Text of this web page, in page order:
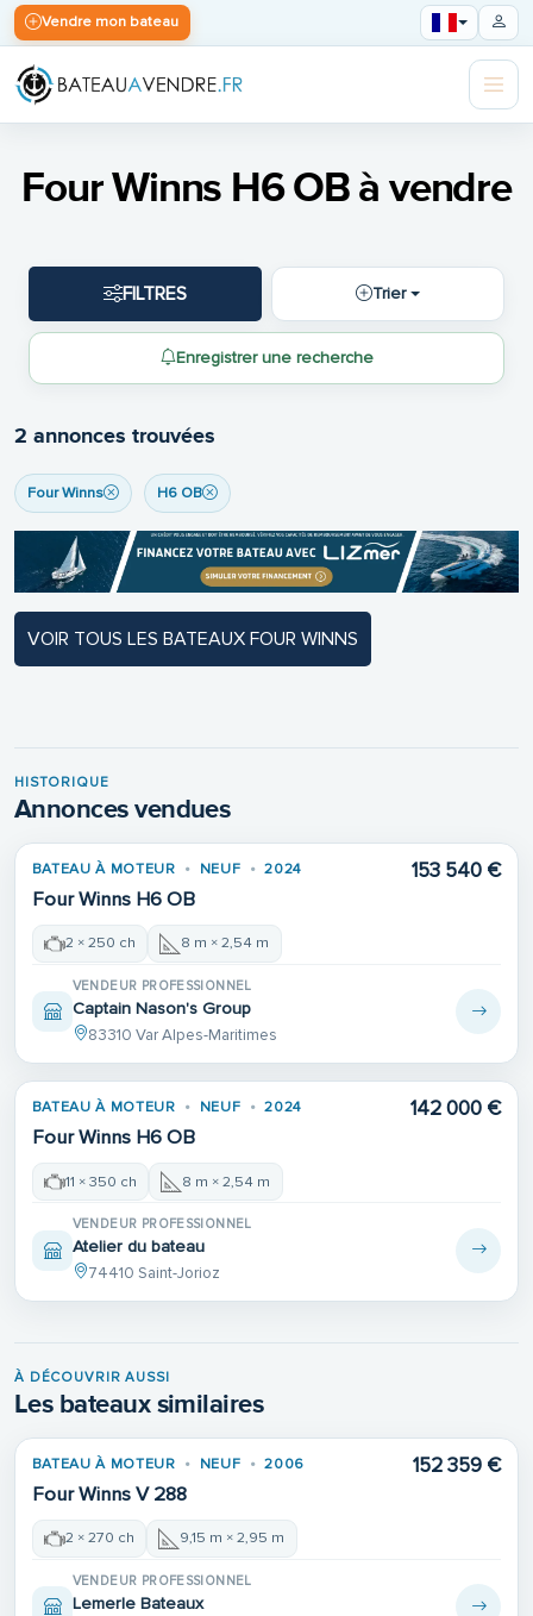
Vendre mon bateau
Four Winns H6 OB à vendre
FILTRES Trier
Enregistrer une recherche
2 annonces trouvées
Four Winns H6 OB
VOIR TOUS LES BATEAUX FOUR WINNS
HISTORIQUE
Annonces vendues
VENDU
BATEAU À MOTEUR NEUF 2024
Four Winns H6 OB
153 540 €
2 × 250 ch 8 m × 2,54 m
VENDEUR PROFESSIONNEL
Captain Nason's Group
83310 Var Alpes-Maritimes
VENDU
BATEAU À MOTEUR NEUF 2024
Four Winns H6 OB
142 000 €
11 × 350 ch 8 m × 2,54 m
VENDEUR PROFESSIONNEL
Atelier du bateau
74410 Saint-Jorioz
À DÉCOUVRIR AUSSI
Les bateaux similaires
BATEAU À MOTEUR NEUF 2006
Four Winns V 288
152 359 €
2 × 270 ch 9,15 m × 2,95 m
VENDEUR PROFESSIONNEL
Lemerle Bateaux